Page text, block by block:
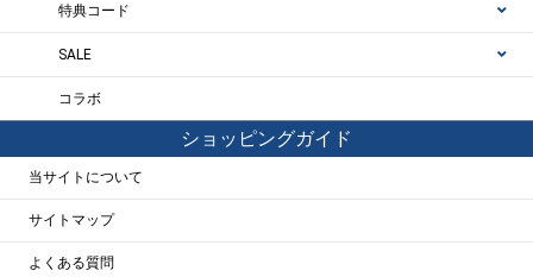
特典コード
SALE
コラボ
ショッピングガイド
当サイトについて
サイトマップ
よくある質問